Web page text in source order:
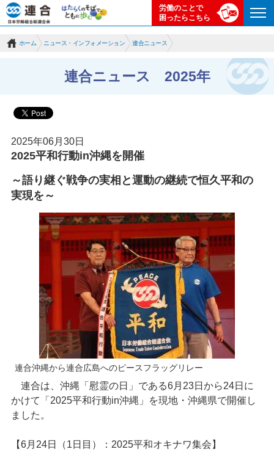
労働のことで
困ったらこちら
ホーム ニュース・インフォメーション 連合ニュース
連合ニュース 2025年
2025年06月30日
2025平和行動in沖縄を開催
～語り継ぐ戦争の実相と運動の継続で恒久平和の
実現を～
連合沖縄から連合広島へのピースフラッグリレー
連合は、沖縄「慰霊の日」である6月23日から24日に
かけて「2025平和行動in沖縄」を現地・沖縄県で開催し
ました。
【6月24日（1日目）：2025平和オキナワ集会】